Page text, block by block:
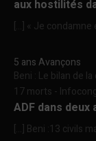
aux hostilités
[…] « Je
5 ans Avançons
Beni : Le bilan de
17 morts -
ADF dans
[…] Beni :13 civils